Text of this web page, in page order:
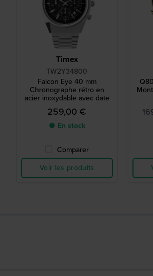
Timex
TW2Y34800
Falcon Eye 40 mm
Chronographe rétro en
acier inoxydable avec date
259,00 €
● En stock
Comparer
Voir les produits